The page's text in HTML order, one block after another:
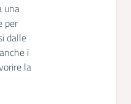
una
per
dalle
i
la